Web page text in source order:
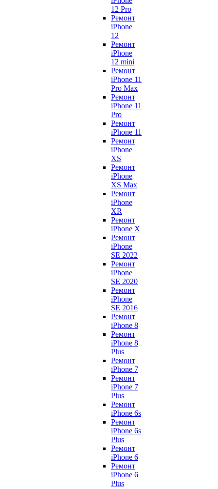
12 Pro
Ремонт
iPhone
12
Ремонт
iPhone
12 mini
Ремонт
iPhone 11
Pro Max
Ремонт
iPhone 11
Pro
Ремонт
iPhone 11
Ремонт
iPhone
XS
Ремонт
iPhone
XS Max
Ремонт
iPhone
XR
Ремонт
iPhone X
Ремонт
iPhone
SE 2022
Ремонт
iPhone
SE 2020
Ремонт
iPhone
SE 2016
Ремонт
iPhone 8
Ремонт
iPhone 8
Plus
Ремонт
iPhone 7
Ремонт
iPhone 7
Plus
Ремонт
iPhone 6s
Ремонт
iPhone 6s
Plus
Ремонт
iPhone 6
Ремонт
iPhone 6
Plus